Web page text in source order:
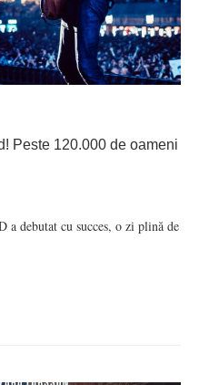
Peste 120.000 de oameni
a debutat cu succes, o zi plină de